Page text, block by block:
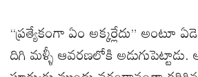
“ప్రత్యేకంగా ఏం అక్కర్లేదు” అంటూ
దిగి మళ్ళీ ఆవరణలోకి అడుగుపెట్టాడు.